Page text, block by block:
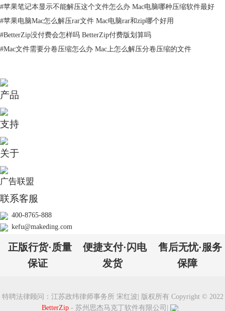
件乱码问题，可以使用Mac压缩软件，将原文件直接压缩成可被Windows
系统识别的压缩格式。这里以较多用户推荐的Mac解压软件BetterZip为
1）运行BetterZip点击软件界面空白处，点选菜单栏“BetterZip-首选项”；
2）在“偏好设置”窗口进入“预置”-“保存”选项卡，这里可对压缩存档格
式、文件名称等项目根据实际使用需求进行设置，这里需要下拉选择压缩
格式为“7Zip 格式”；
选择“BetterZip-使用预设压缩-Windows用
的压缩文档。
目，根据压缩文件的应用目的或个人喜好等进行压缩预设。同样大家也可
以在偏好设置中，对解压方式进行预设。使用BetterZip能帮助我们更加方
便快捷地对Mac文件进行压缩/解压缩管理。
综上所述，MacOS系统中可以使用“归档实用工具”或Mac压缩文件夹命令
等进行文件的压缩、加密压缩管理。为了更方便地和不同操作系统设备用
#苹果笔记本显示不能解压这个文件怎么办 Mac电脑哪种压缩软件最好
#苹果电脑Mac怎么解压rar文件 Mac电脑rar和zip哪个好用
#BetterZip没付费会怎样吗 BetterZip付费版划算吗
#Mac文件需要分卷压缩怎么办 Mac上怎么解压分卷压缩的文件
产品
支持
关于
广告联盟
联系客服
400-8765-888
kefu@makeding.com
正版行货·质量
保证
便捷支付·闪电
发货
售后无忧·服务
保障
特聘法律顾问：江苏政纬律师事务所 宋红波
版权所有 Copyright © 2022
BetterZip - 苏州思杰马克丁软件有限公司